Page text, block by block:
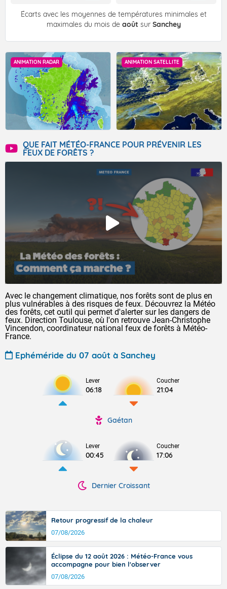
Écarts avec les moyennes de températures minimales et
maximales du mois de août sur Sanchey
ANIMATION RADAR ANIMATION SATELLITE
QUE FAIT MÉTÉO-FRANCE POUR PRÉVENIR LES
FEUX DE FORÊTS ?
Avec le changement climatique, nos forêts sont de plus en
plus vulnérables à des risques de feux. Découvrez la Météo
des forêts, cet outil qui permet d'alerter sur les dangers de
feux. Direction Toulouse, où l'on retrouve Jean-Christophe
Vincendon, coordinateur national feux de forêts à Météo-
France.
Ephéméride du 07 août à Sanchey
Lever
06:18
Coucher
21:04
Gaétan
Lever
00:45
Coucher
17:06
Dernier Croissant
Retour progressif de la chaleur
07/08/2026
Éclipse du 12 août 2026 : Météo-France vous
accompagne pour bien l'observer
07/08/2026